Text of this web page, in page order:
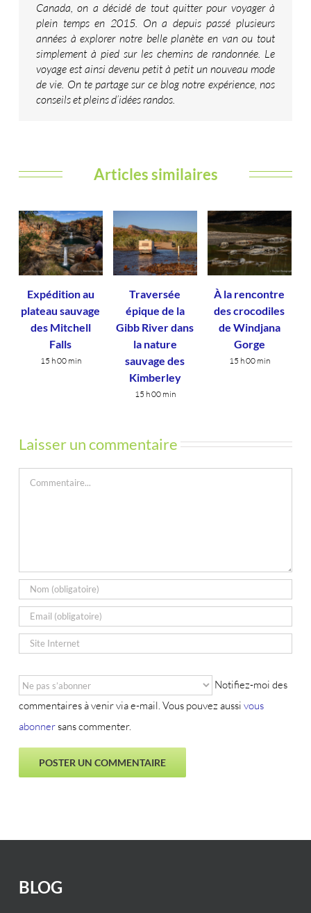
Canada, on a décidé de tout quitter pour voyager à
plein temps en 2015. On a depuis passé plusieurs
années à explorer notre belle planète en van ou tout
simplement à pied sur les chemins de randonnée. Le
voyage est ainsi devenu petit à petit un nouveau mode
de vie. On te partage sur ce blog notre expérience, nos
conseils et pleins d’idées randos.
Articles similaires
Expédition au
plateau sauvage
des Mitchell
Falls
15 h 00 min
Traversée
épique de la
Gibb River dans
la nature
sauvage des
Kimberley
15 h 00 min
À la rencontre
des crocodiles
de Windjana
Gorge
15 h 00 min
Laisser un commentaire
Commentaire
Notifiez-moi des
commentaires à venir via e-mail. Vous pouvez aussi vous
abonnersans commenter.
BLOG